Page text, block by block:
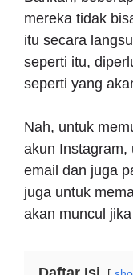
mereka tidak
itu secara
seperti itu,
seperti yang
Nah, untuk
akun Instagram,
email dan juga
juga untuk
akan muncul